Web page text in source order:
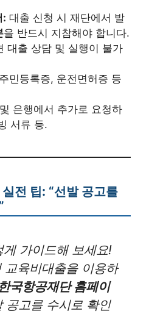
: 대출 신청 시 재단에서 발
을 반드시 지참해야 합니다.
대출 상담 및 실행이 불가
주민등록증, 운전면허증 등
은행에서 추가로 요청하
서류 등.
전 팁: “선발 공고를
게 가이드해 보세요!
교육비대출을 이용하
한국항공재단 홈페이
공고를 수시로 확인